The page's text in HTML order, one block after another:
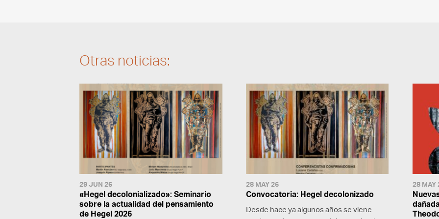
Otras noticias:
29 JUN 26
«Hegel decolonializado»: Seminario
sobre la actualidad del pensamiento
de Hegel 2026
28 MAY 26
Convocatoria: Hegel decolonizado
Desde hace ya algunos años se viene
28 MAY